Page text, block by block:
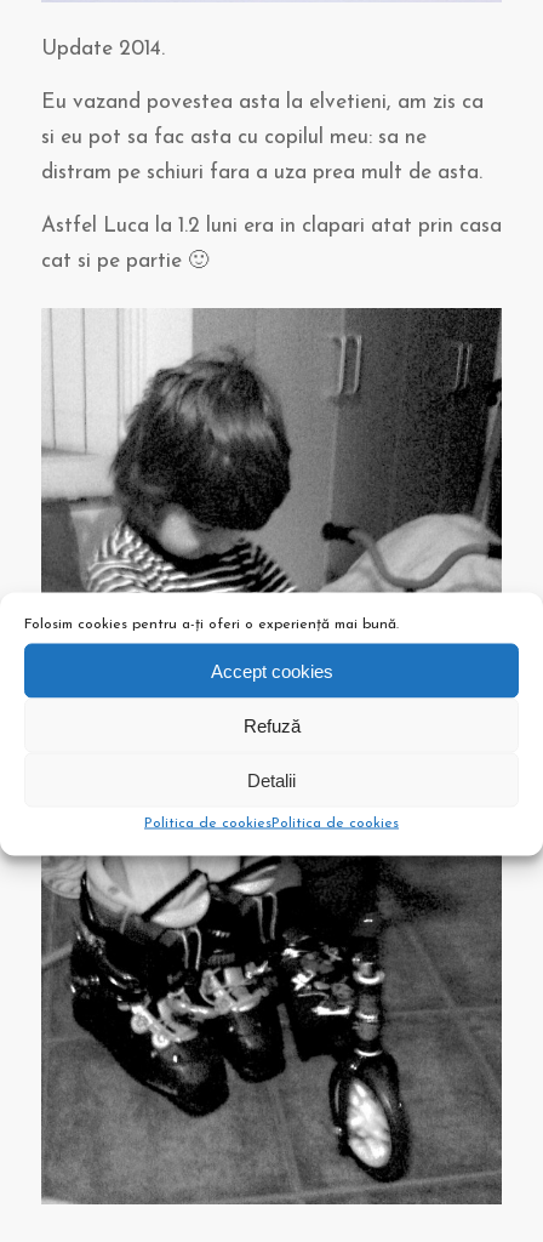
Folosim cookies pentru a-ți oferi o experiență mai bună.
Accept cookies
Refuză
Detalii
Politica de cookiesPolitica de cookies
Update 2014.
Eu vazand povestea asta la elvetieni, am zis ca
si eu pot sa fac asta cu copilul meu: sa ne
distram pe schiuri fara a uza prea mult de asta.
Astfel Luca la 1.2 luni era in clapari atat prin casa
cat si pe partie 🙂